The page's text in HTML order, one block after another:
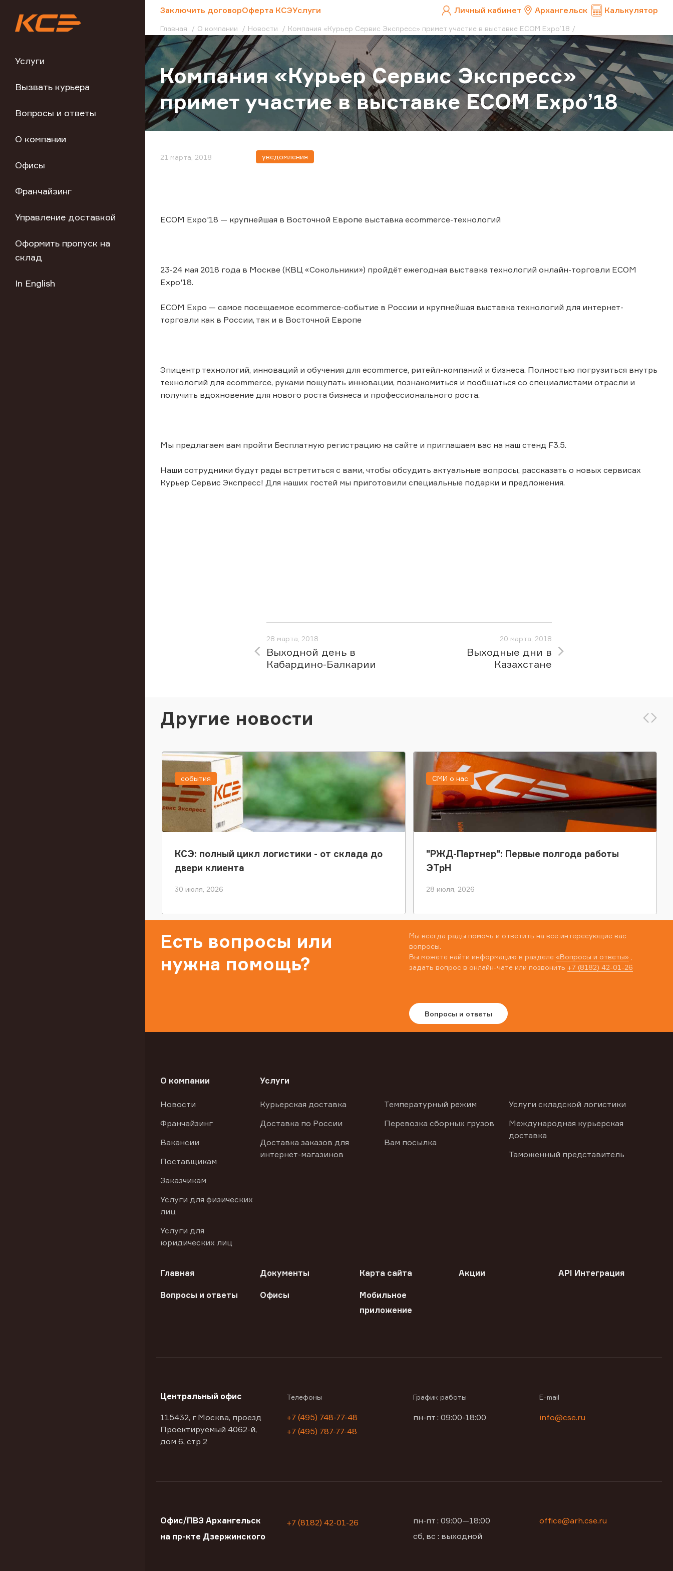
Услуги
Вызвать курьера
Вопросы и ответы
О компании
Офисы
Франчайзинг
Управление доставкой
Оформить пропуск на
склад
In English
Заключить договорОферта КСЭУслуги Личный кабинет Архангельск Калькулятор
Главная О компании Новости Компания «Курьер Сервис Экспресс» примет участие в выставке ECOM Expo’18
Компания «Курьер Сервис Экспресс»
примет участие в выставке ECOM Expo’18
21 марта, 2018 уведомления
ECOM Expo'18 — крупнейшая в Восточной Европе выставка ecommerce-технологий
23-24 мая 2018 года в Москве (КВЦ «Сокольники») пройдёт ежегодная выставка технологий онлайн-торговли ECOM
Expo'18.
ECOM Expo — самое посещаемое ecommerce-событие в России и крупнейшая выставка технологий для интернет-
торговли как в России, так и в Восточной Европе
Эпицентр технологий, инноваций и обучения для ecommerce, ритейл-компаний и бизнеса. Полностью погрузиться внутрь
технологий для ecommerce, руками пощупать инновации, познакомиться и пообщаться со специалистами отрасли и
получить вдохновение для нового роста бизнеса и профессионального роста.
Мы предлагаем вам пройти Бесплатную регистрацию на сайте и приглашаем вас на наш стенд F3.5.
Наши сотрудники будут рады встретиться с вами, чтобы обсудить актуальные вопросы, рассказать о новых сервисах
Курьер Сервис Экспресс! Для наших гостей мы приготовили специальные подарки и предложения.
28 марта, 2018
Выходной день в
Кабардино-Балкарии
20 марта, 2018
Выходные дни в
Казахстане
Другие новости
КСЭ: полный цикл логистики - от склада до
двери клиента
30 июля, 2026
события
"РЖД-Партнер": Первые полгода работы
ЭТрН
28 июля, 2026
СМИ о нас
Есть вопросы или
нужна помощь?
Мы всегда рады помочь и ответить на все интересующие вас
вопросы.
Вы можете найти информацию в разделе «Вопросы и ответы»
задать вопрос в онлайн-чате или позвонить +7 (8182) 42-01-26
Вопросы и ответы
О компании
Новости
Франчайзинг
Вакансии
Поставщикам
Заказчикам
Услуги для физических
лиц
Услуги для
юридических лиц
Услуги
Курьерская доставка
Доставка по России
Доставка заказов для
интернет-магазинов
Температурный режим
Перевозка сборных грузов
Вам посылка
Услуги складской логистики
Международная курьерская
доставка
Таможенный представитель
Главная Документы Карта сайта Акции API Интеграция
Вопросы и ответы Офисы
Мобильное
приложение
Центральный офис
115432, г Москва, проезд
Проектируемый 4062-й,
дом 6, стр 2
Телефоны
+7 (495) 748-77-48
+7 (495) 787-77-48
График работы
пн-пт : 09:00-18:00
E-mail
info@cse.ru
Офис/ПВЗ Архангельск
на пр-кте Дзержинского
+7 (8182) 42-01-26
пн-пт : 09:00—18:00
сб, вс : выходной
office@arh.cse.ru